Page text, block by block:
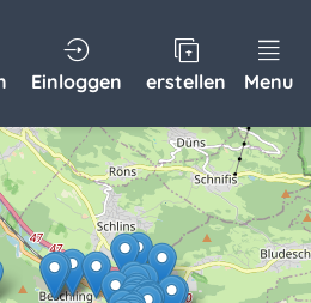
Einloggen erstellen Menu